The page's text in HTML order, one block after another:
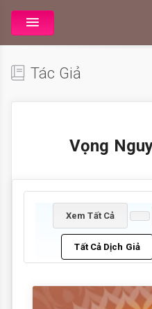
Tác Giả
Vọng
Xem Tất Cả
Tất Cả Dịch Giả